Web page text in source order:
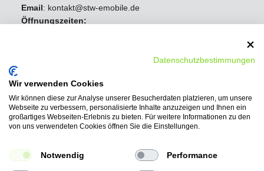
Email: kontakt@stw-emobile.de
Öffnungszeiten:
Datenschutzbestimmungen
Wir verwenden Cookies
Wir können diese zur Analyse unserer Besucherdaten platzieren, um unsere
Webseite zu verbessern, personalisierte Inhalte anzuzeigen und Ihnen ein
großartiges Webseiten-Erlebnis zu bieten. Für weitere Informationen zu den
von uns verwendeten Cookies öffnen Sie die Einstellungen.
Notwendig Performance